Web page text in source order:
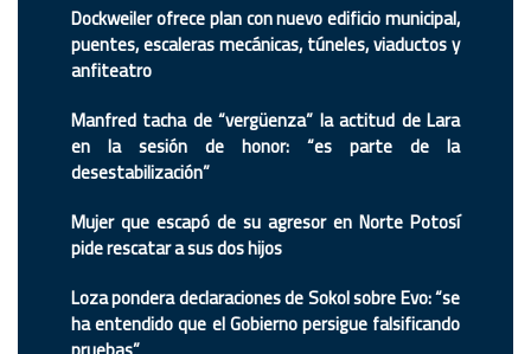
Dockweiler ofrece plan con nuevo edificio municipal,
puentes, escaleras mecánicas, túneles, viaductos y
anfiteatro
Manfred tacha de “vergüenza” la actitud de Lara
en la sesión de honor: “es parte de la
desestabilización”
Mujer que escapó de su agresor en Norte Potosí
pide rescatar a sus dos hijos
Loza pondera declaraciones de Sokol sobre Evo: “se
ha entendido que el Gobierno persigue falsificando